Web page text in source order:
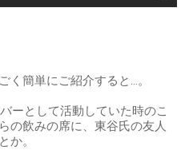
く簡単にご紹介すると…。
ーとして活動していた時のこ
の飲みの席に、東谷氏の友人
か。